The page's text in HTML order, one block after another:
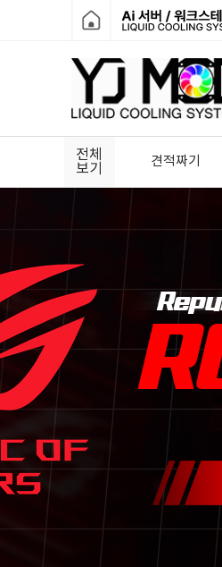
전체
보기
견적짜기